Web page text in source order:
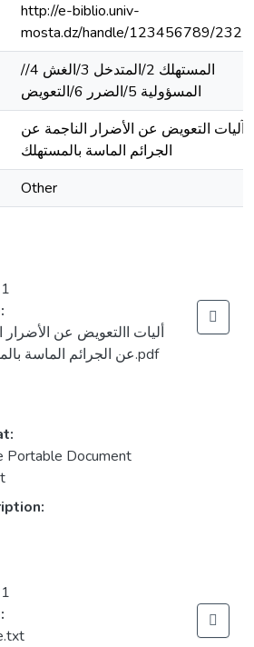
http://e-biblio.univ-
mosta.dz/handle/123456789/
/المستهلك 2/المتدخل 3/الغش 4/
المسؤولية 5/الضرر 6/التعويض
آليات التعويض عن الأضرار الناجمة عن
الجرائم الماسة بالمستهلك
Other
أليات االتعويض عن الأضرار
عن الجرائم الماسة بالمستهلك.pdf
Portable Document